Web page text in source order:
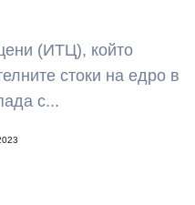
(ИТЦ), който
стоки на едро в
с...